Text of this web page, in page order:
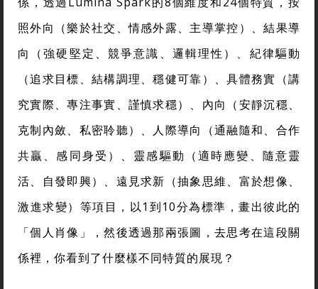
照外向（樂於社交、情感外露、主導掌控）、結果導
向（強硬堅定、競爭意識、邏輯理性）、紀律驅動
（追求目標、結構調理、穩健可靠）、具體務實（講
究實際、專注事實、謹慎求穩）、內向（安靜沉穩、
克制內斂、私密聆聽）、人際導向（通融隨和、合作
共贏、感同身受）、靈感驅動（適時應變、隨意靈
活、自發即興）、遠見求新（抽象思維、富於想像、
激進求變）等項目，以1到10分為標準，畫出彼此的
「個人肖像」，然後透過那兩張圖，去思考在這段關
係裡，你看到了什麼樣不同特質的展現？